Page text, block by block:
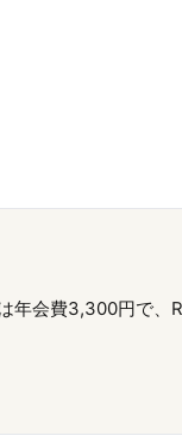
年会費3,300円で、